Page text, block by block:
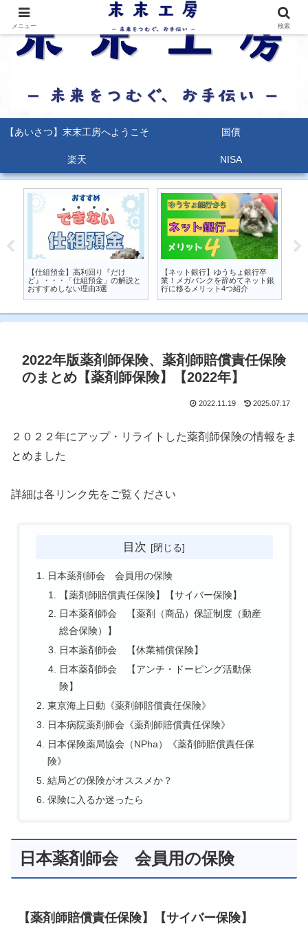
【あいさつ】末末工房へようこそ 国債
楽天 NISA
【仕組預金】高利回り『だけ
ど』・・・「仕組預金」の解説と
おすすめしない理由3選
【ネット銀行】ゆうちょ銀行卒
業！メガバンクを辞めてネット銀
行に移るメリット4つ紹介
2022年版薬剤師保険、薬剤師賠償責任保険
のまとめ【薬剤師保険】【2022年】
2022.11.19 2025.07.17
２０２２年にアップ・リライトした薬剤師保険の情報をま
とめました
詳細は各リンク先をご覧ください
目次
日本薬剤師会 会員用の保険
【薬剤師賠償責任保険】【サイバー保険】
日本薬剤師会 【薬剤（商品）保証制度（動産
総合保険）】
日本薬剤師会 【休業補償保険】
日本薬剤師会 【アンチ・ドーピング活動保
険】
東京海上日動《薬剤師賠償責任保険》
日本病院薬剤師会《薬剤師賠償責任保険》
日本保険薬局協会（NPha）《薬剤師賠償責任保
険》
結局どの保険がオススメか？
保険に入るか迷ったら
日本薬剤師会 会員用の保険
【薬剤師賠償責任保険】【サイバー保険】
メニュー 検索